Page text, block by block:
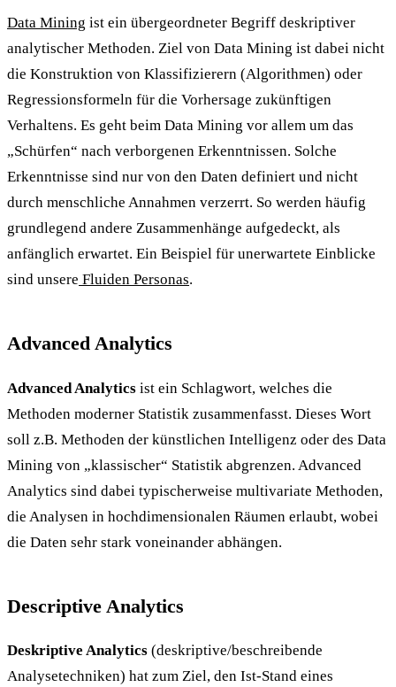
Data Mining ist ein übergeordneter Begriff deskriptiver
analytischer Methoden. Ziel von Data Mining ist dabei nicht
die Konstruktion von Klassifizierern (Algorithmen) oder
Regressionsformeln für die Vorhersage zukünftigen
Verhaltens. Es geht beim Data Mining vor allem um das
„Schürfen“ nach verborgenen Erkenntnissen. Solche
Erkenntnisse sind nur von den Daten definiert und nicht
durch menschliche Annahmen verzerrt. So werden häufig
grundlegend andere Zusammenhänge aufgedeckt, als
anfänglich erwartet. Ein Beispiel für unerwartete Einblicke
sind unsere Fluiden Personas.
Advanced Analytics
Advanced Analytics ist ein Schlagwort, welches die
Methoden moderner Statistik zusammenfasst. Dieses Wort
soll z.B. Methoden der künstlichen Intelligenz oder des Data
Mining von „klassischer“ Statistik abgrenzen. Advanced
Analytics sind dabei typischerweise multivariate Methoden,
die Analysen in hochdimensionalen Räumen erlaubt, wobei
die Daten sehr stark voneinander abhängen.
Descriptive Analytics
Deskriptive Analytics (deskriptive/beschreibende
Analysetechniken) hat zum Ziel, den Ist-Stand eines